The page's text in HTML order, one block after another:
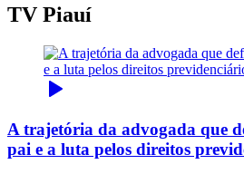
TV Piauí
A trajetória da advogada que
pai e a luta pelos direitos